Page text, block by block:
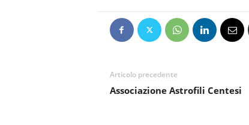
Articolo precedente
Associazione Astrofili Centesi